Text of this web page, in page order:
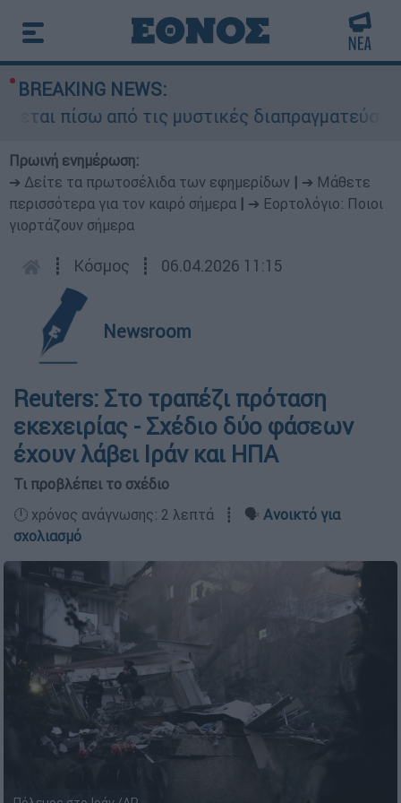
BREAKING NEWS:
πίσω από τις μυστικές διαπραγματεύσεις
Πρωινή ενημέρωση:
➔ Δείτε τα πρωτοσέλιδα των εφημερίδων
➔ Μάθετε
περισσότερα για τον καιρό σήμερα
➔ Εορτολόγιο: Ποιοι
γιορτάζουν σήμερα
┋ Κόσμος ┋ 06.04.2026 11:15
Newsroom
Reuters: Στο τραπέζι πρόταση
εκεχειρίας - Σχέδιο δύο φάσεων
έχουν λάβει Ιράν και ΗΠΑ
Τι προβλέπει το σχέδιο
🕛 χρόνος ανάγνωσης: 2 λεπτά ┋ 🗣️ Ανοικτό για
σχολιασμό